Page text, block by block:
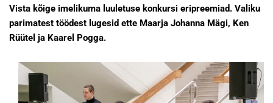
Vista kõige imelikuma luuletuse konkursi eripreemiad. Valiku
parimatest töödest lugesid ette Maarja Johanna Mägi, Ken
Rüütel ja Kaarel Pogga.